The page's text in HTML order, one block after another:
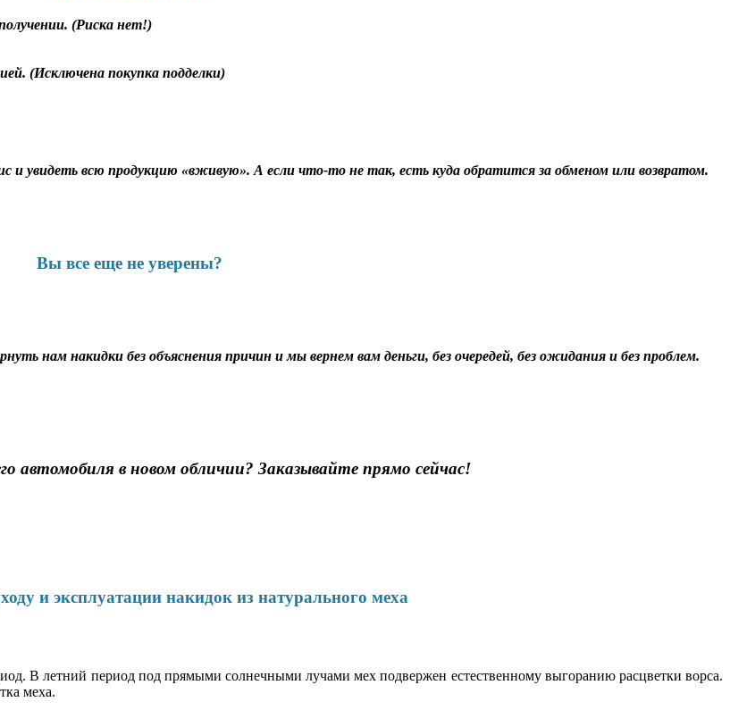
(Риска нет!)
(Исключена покупка подделки)
увидеть всю продукцию «вживую». А если что-то не так, есть куда обратится за обменом или возвратом.
Вы все еще не уверены?
нам накидки без объяснения причин и мы вернем вам деньги, без очередей, без ожидания и без проблем.
автомобиля в новом обличии? Заказывайте прямо сейчас!
и эксплуатации накидок из натурального меха
В летний период под прямыми солнечными лучами мех подвержен естественному выгоранию расцветки ворса.
меха.